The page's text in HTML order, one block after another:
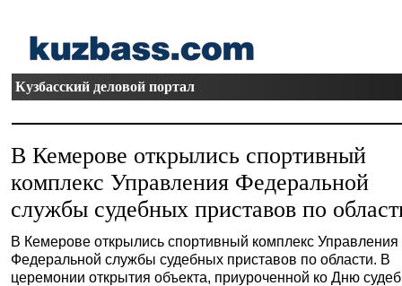
Кузбасский деловой портал
В Кемерове открылись спортивный
комплекс Управления Федеральной
службы судебных приставов по
В Кемерове открылись спортивный комплекс Управления
Федеральной службы судебных приставов по области. В
церемонии открытия объекта, приуроченной ко Дню